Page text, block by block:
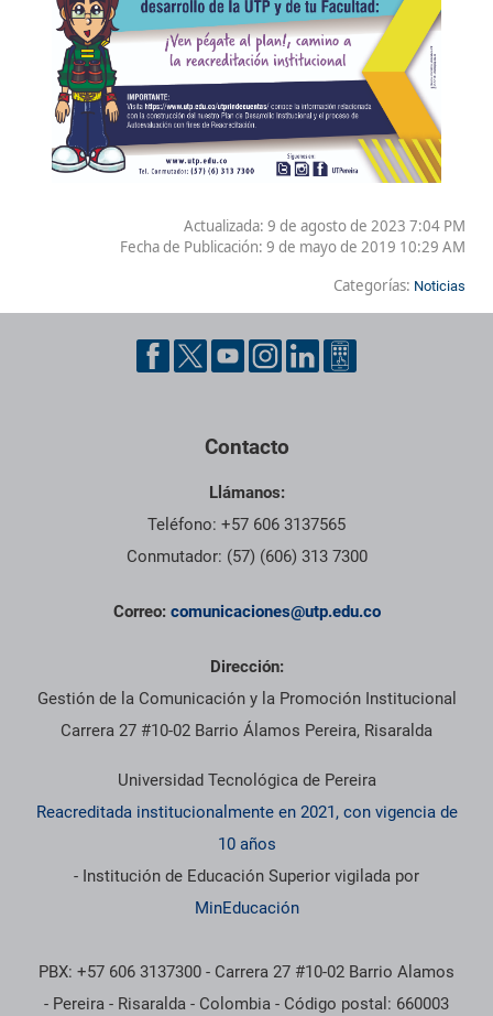
Actualizada: 9 de agosto de 2023 7:04 PM
Fecha de Publicación: 9 de mayo de 2019 10:29 AM
Categorías: Noticias
Contacto
Llámanos:
Teléfono: +57 606 3137565
Conmutador: (57) (606) 313 7300
Correo: comunicaciones@utp.edu.co
Dirección:
Gestión de la Comunicación y la Promoción Institucional
Carrera 27 #10-02 Barrio Álamos Pereira, Risaralda
Universidad Tecnológica de Pereira
Reacreditada institucionalmente en 2021, con vigencia de
10 años
- Institución de Educación Superior vigilada por
MinEducación
PBX: +57 606 3137300 - Carrera 27 #10-02 Barrio Alamos
- Pereira - Risaralda - Colombia - Código postal: 660003